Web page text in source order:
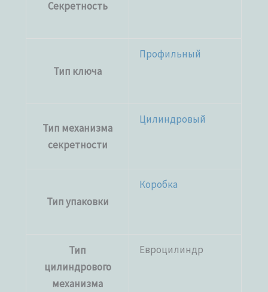
Секретность
Тип ключа
Профильный
Тип механизма
секретности
Цилиндровый
Тип упаковки
Коробка
Тип
цилиндрового
механизма
Евроцилиндр